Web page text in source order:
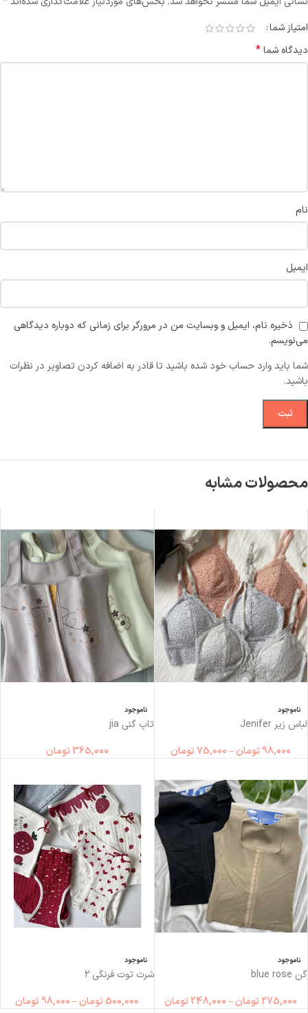
امتیاز شما
دیدگاه شما*
نام
ایمیل
ذخیره نام، ایمیل و وبسایت من در مرورگر برای زمانی که دوباره دیدگاهی
می‌نویسم.
شما باید وارد حساب خود شده باشید تا قادر به اضافه کردن تصاویر در نظرات
باشید.
محصولات مشابه
ناموجود
لباس زیر Jenifer
98,000 تومان–
75,000 تومان
ناموجود
تاپ گني jia
365,000 تومان
ناموجود
گن blue rose
275,000 تومان–
248,000 تومان
ناموجود
شرت توت فرنگی ۲
500,000 تومان–
98,000 تومان